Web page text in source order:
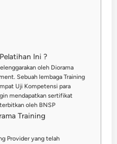
Ini ?
oleh Diorama
Sebuah lembaga Training
Uji Kompetensi para
mendapatkan sertifikat
oleh BNSP
Training
Provider yang telah